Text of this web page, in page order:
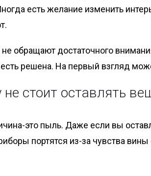
есть желание изменить
обращают достаточного
есть решена. На первый взгляд
не стоит оставлять
это пыль. Даже если вы
портятся из-за чувства